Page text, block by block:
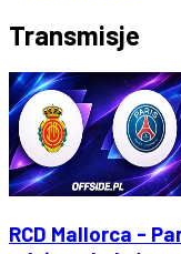
Transmisje
RCD Mallorca -